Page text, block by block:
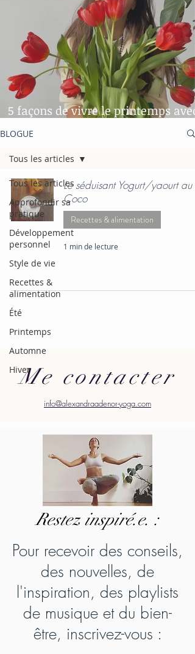
5 façons de vivre le printemps avec
BLOGUE
Tous les articles
Approfondir sa
pratique
Développement
personnel
Style de vie
Recettes &
alimentation
Été
Printemps
Automne
Hiver
Tous les articles
Le séduisant Yogurt/yaourt au
Coco
Recettes & alimentation
1 min de lecture
Me contacter
info@alexandraadenor-yoga.com
Restez inspiré.e. :
Pour recevoir des conseils,
des nouvelles, de
l'inspiration, des playlists
de musique et du bien-
être, inscrivez-vous :